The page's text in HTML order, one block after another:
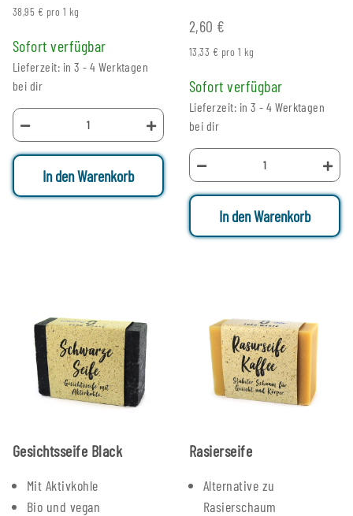
38,95 € pro 1 kg
Sofort verfügbar
Lieferzeit: in 3 - 4 Werktagen
bei dir
In den Warenkorb
2,60 €
13,33 € pro 1 kg
Sofort verfügbar
Lieferzeit: in 3 - 4 Werktagen
bei dir
In den Warenkorb
Gesichtsseife Black
Mit Aktivkohle
Bio und vegan
Rasierseife
Alternative zu
Rasierschaum